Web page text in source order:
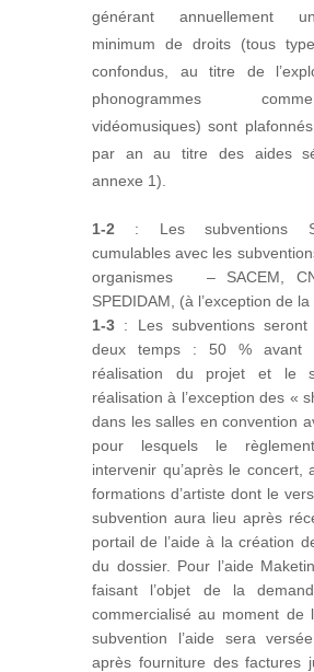
générant annuellement
minimum de droits (tous
confondus, au titre de
phonogrammes
vidéomusiques) sont
par an au titre des aides
annexe 1).
1-2 : Les subventions
cumulables avec les
organismes – SACEM,
SPEDIDAM, (à l’exception de la
1-3 : Les subventions seront
deux temps : 50 % avant
réalisation du projet et le
réalisation à l’exception des «
dans les salles en convention
pour lesquels le
intervenir qu’après le concert,
formations d’artiste dont le
subvention aura lieu après
portail de l’aide à la création
du dossier. Pour l’aide
faisant l’objet de la
commercialisé au moment de
subvention l’aide sera
après fourniture des factures